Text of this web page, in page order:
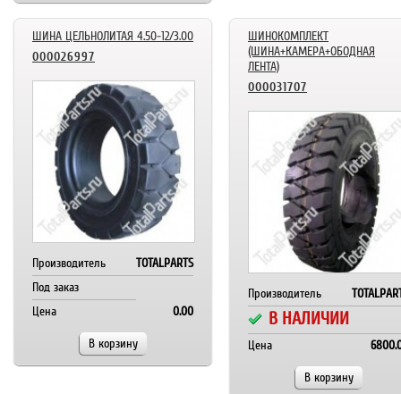
ШИНА ЦЕЛЬНОЛИТАЯ 4.50-12/3.00
000026997
Производитель
TOTALPARTS
Под заказ
Цена
0.00
В корзину
ШИНОКОМПЛЕКТ
(ШИНА+КАМЕРА+ОБОДНАЯ
ЛЕНТА)
000031707
Производитель
В НАЛИЧИИ
Цена
В корзину